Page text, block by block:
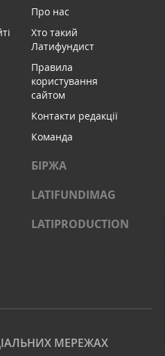
Про нас
Хто такий
Латифундист
Правила
користування
сайтом
Контакти редакції
Команда
БІРЖА
LATIFUNDIMAG
LATIPRODUCTION
МЕРЕЖАХ